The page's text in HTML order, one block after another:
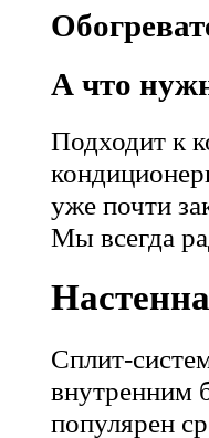
А что
Подходит к
уже почти
Мы всегда
Сплит-
внутренним
популярен